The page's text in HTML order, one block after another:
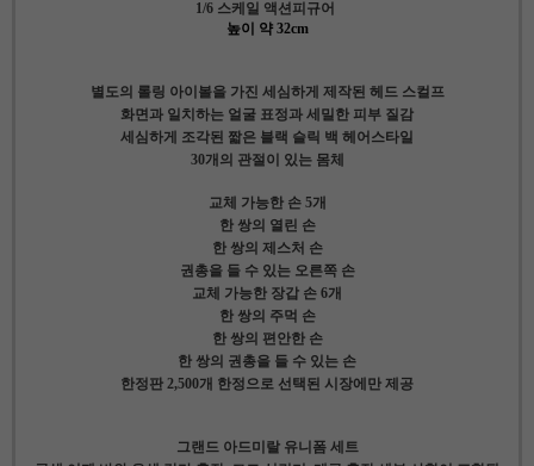
1/6 스케일 액션피규어
높이 약 32cm
별도의 롤링 아이볼을 가진 세심하게 제작된 헤드 스컬프
화면과 일치하는 얼굴 표정과 세밀한 피부 질감
세심하게 조각된 짧은 블랙 슬릭 백 헤어스타일
30개의 관절이 있는 몸체
교체 가능한 손 5개
한 쌍의 열린 손
한 쌍의 제스처 손
권총을 들 수 있는 오른쪽 손
교체 가능한 장갑 손 6개
한 쌍의 주먹 손
한 쌍의 편안한 손
한 쌍의 권총을 들 수 있는 손
한정판 2,500개 한정으로 선택된 시장에만 제공
그랜드 아드미랄 유니폼 세트